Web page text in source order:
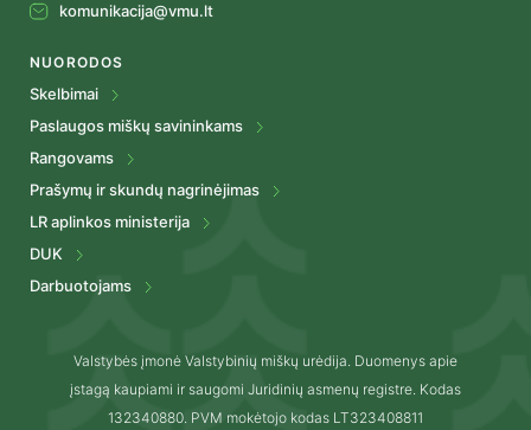
komunikacija@vmu.lt
NUORODOS
Skelbimai
Paslaugos miškų savininkams
Rangovams
Prašymų ir skundų nagrinėjimas
LR aplinkos ministerija
DUK
Darbuotojams
Valstybės įmonė Valstybinių miškų urėdija. Duomenys apie
įstagą kaupiami ir saugomi Juridinių asmenų registre. Kodas
132340880. PVM mokėtojo kodas LT323408811